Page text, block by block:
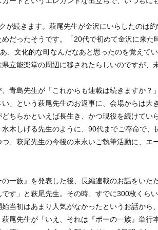
続きます。萩尾先生が金沢にいらしたのは
だったそうです。「20代で初めて金沢に来た
、文化的な町なんだなあと思ったのを覚えて
立能楽堂の周辺に移されたらしいのですが、
島先生が「これからも連載は続きますか？
」という萩尾先生のお返事に、会場からは
ちらかといえば長生き、かつ現役を続けてい
しげる先生のように、90代までご存命で、
萩尾先生の今後の末永いご執筆活動に、エ
族』を発表した後、長編連載のお話をいた
す」と萩尾先生。その時、すでに300枚くら
当初はあまり人気がなかったというお話から
尾先生が「いえ、それは『ポーの一族』単行